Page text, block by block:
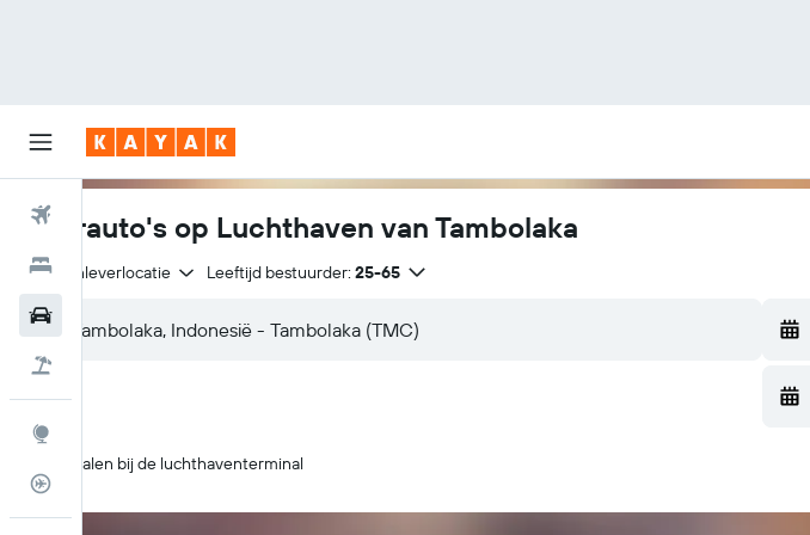
Vliegtickets
Hotels
Huurauto's op Luchthaven van Tambolaka
Zelfde inleverlocatie Leeftijd bestuurder: 25-65
Ophalen bij de luchthaventerminal